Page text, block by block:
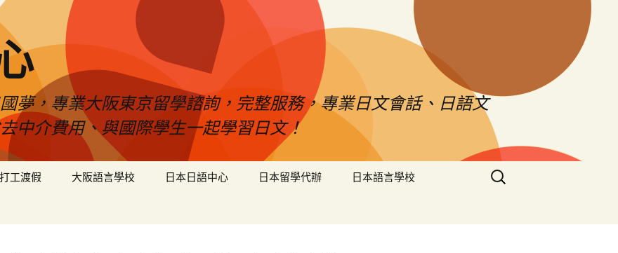
夢，專業大阪東京留學諮詢，完整服務，專業日文會話、日語文
中介費用、與國際學生一起學習日文！
工渡假 大阪語言學校 日本日語中心 日本留學代辦 日本語言學校
搜
尋